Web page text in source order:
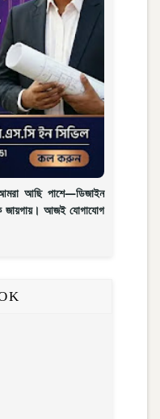
আমরা আছি পাশে—ডিজাইন
জায়গায়। আজই যোগাযোগ